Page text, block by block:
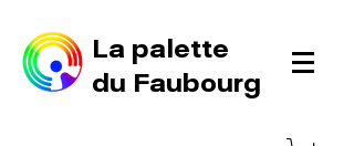
La palette
du Faubourg